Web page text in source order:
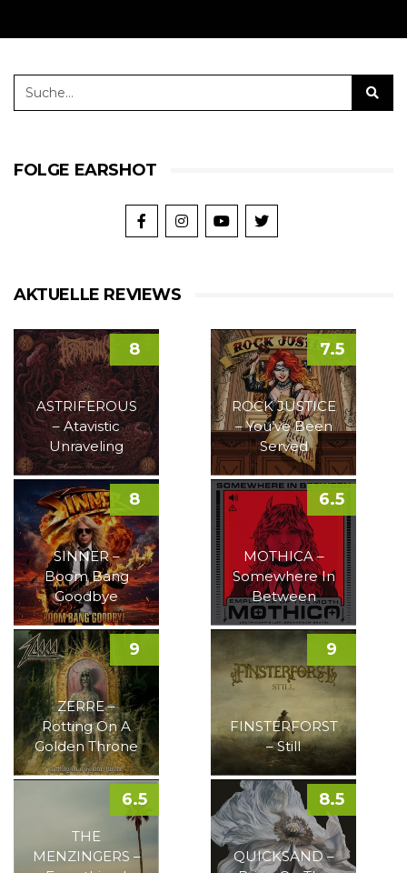
FOLGE EARSHOT
AKTUELLE REVIEWS
ASTRIFEROUS
– Atavistic
Unraveling
8
ROCK JUSTICE
– You’ve Been
Served
7.5
SINNER –
Boom Bang
Goodbye
8
MOTHICA –
Somewhere In
Between
6.5
ZERRE –
Rotting On A
Golden Throne
9
FINSTERFORST
– Still
9
THE
MENZINGERS –
6.5
QUICKSAND –
8.5